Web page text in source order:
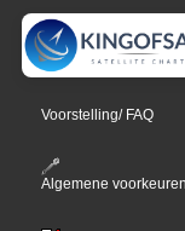
Voorstelling/ FAQ
Algemene voorkeuren